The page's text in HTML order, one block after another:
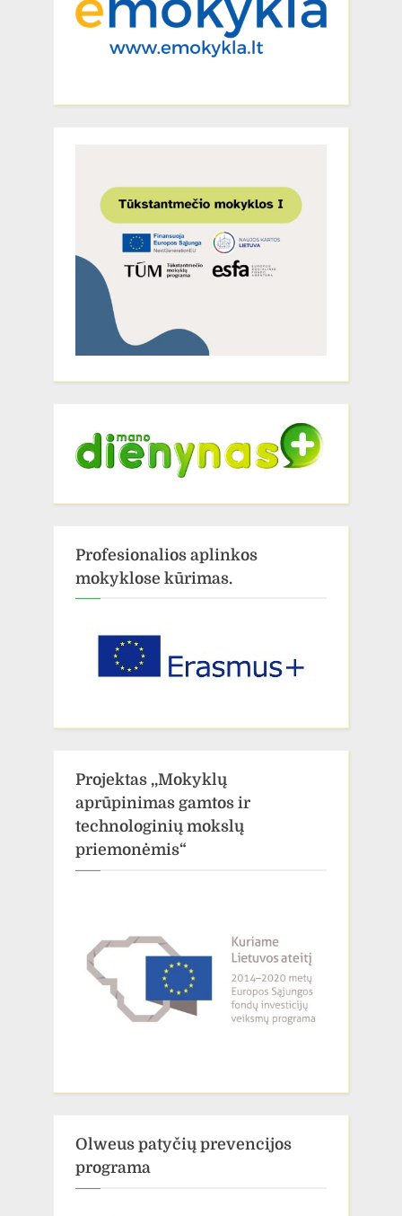
Profesionalios aplinkos
mokyklose kūrimas.
Projektas ,,Mokyklų
aprūpinimas gamtos ir
technologinių mokslų
priemonėmis“
Olweus patyčių prevencijos
programa